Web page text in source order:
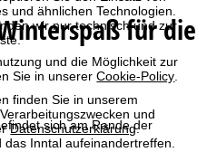
und ähnlichen Technologien.
wir nur technisch und zur
und die Möglichkeit zur
Sie in unsererCookie-Policy.
finden Sie in unserem
und
Datenschutzerklärung.
für die
sich am Rande der
Inntal aufeinandertreffen.